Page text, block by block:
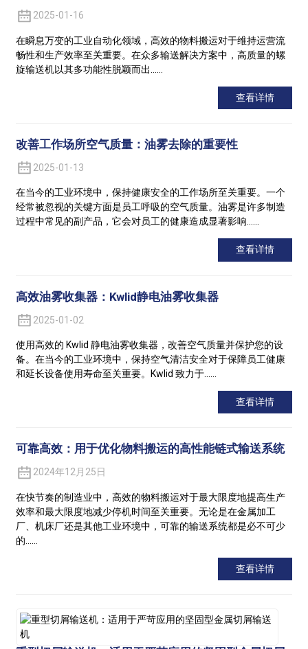
2025-01-16
在瞬息万变的工业自动化领域，高效的物料搬运对于维持运营流
畅性和生产效率至关重要。在众多输送解决方案中，高质量的螺
旋输送机以其多功能性脱颖而出……
查看详情
改善工作场所空气质量：油雾去除的重要性
2025-01-13
在当今的工业环境中，保持健康安全的工作场所至关重要。一个
经常被忽视的关键方面是员工呼吸的空气质量。油雾是许多制造
过程中常见的副产品，它会对员工的健康造成显著影响……
查看详情
高效油雾收集器：Kwlid静电油雾收集器
2025-01-02
使用高效的 Kwlid 静电油雾收集器，改善空气质量并保护您的设
备。在当今的工业环境中，保持空气清洁安全对于保障员工健康
和延长设备使用寿命至关重要。Kwlid 致力于……
查看详情
可靠高效：用于优化物料搬运的高性能链式输送系统
2024年12月25日
在快节奏的制造业中，高效的物料搬运对于最大限度地提高生产
效率和最大限度地减少停机时间至关重要。无论是在金属加工
厂、机床厂还是其他工业环境中，可靠的输送系统都是必不可少
的……
查看详情